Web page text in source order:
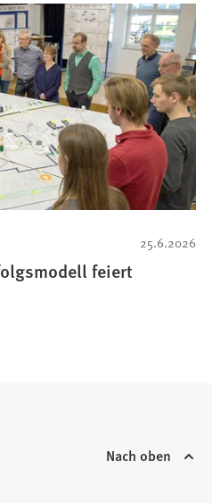
25.6.2026
feiert
Nach oben